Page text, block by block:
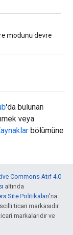
modunu devre
'da bulunan
veya
bölümüne
Commons Atıf 4.0
altında
Site Politikaları'na
ticari markasıdır.
markalarıdır ve